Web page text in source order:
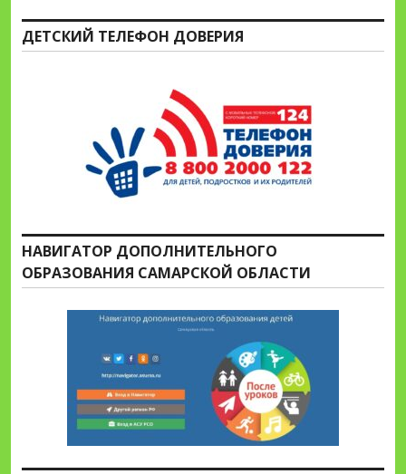
ДЕТСКИЙ ТЕЛЕФОН ДОВЕРИЯ
НАВИГАТОР ДОПОЛНИТЕЛЬНОГО
ОБРАЗОВАНИЯ САМАРСКОЙ ОБЛАСТИ